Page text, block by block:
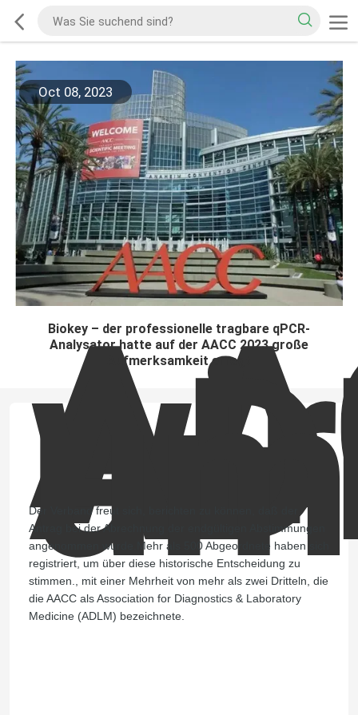
Oct 08, 2023
Biokey – der professionelle tragbare qPCR-
Analysator hatte auf der AACC 2023 große
Aufmerksamkeit erregt
Der Verband freut sich, berichten zu können, daß der
Antrag bei der Abrechnung der endgültigen Abstimmungen
angenommen wurde.Mehr als 500 Abgeordnete haben sich
registriert, um über diese historische Entscheidung zu
stimmen., mit einer Mehrheit von mehr als zwei Dritteln, die
die AACC als Association for Diagnostics & Laboratory
Medicine (ADLM) bezeichnete.